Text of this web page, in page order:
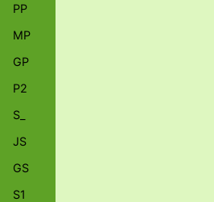
PP
MP
GP
P2
S_
JS
GS
S1